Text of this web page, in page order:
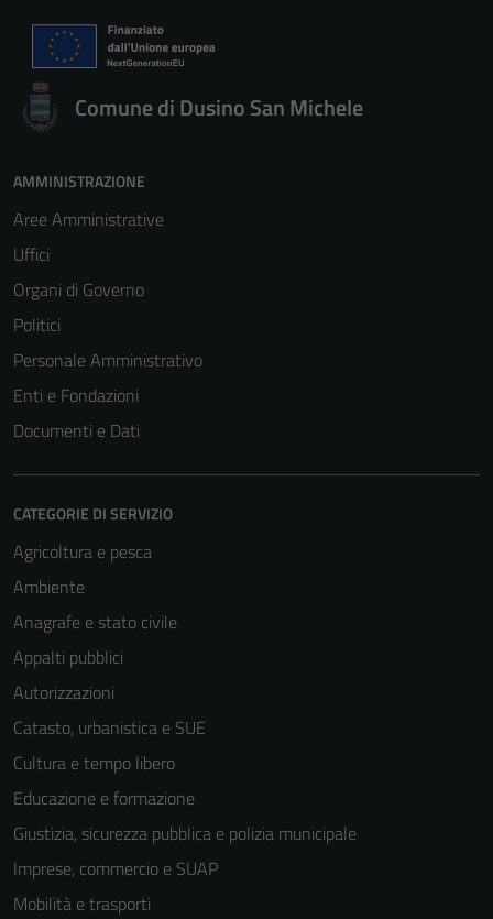
Comune di Dusino San Michele
AMMINISTRAZIONE
Aree Amministrative
Uffici
Organi di Governo
Politici
Personale Amministrativo
Enti e Fondazioni
Documenti e Dati
CATEGORIE DI SERVIZIO
Agricoltura e pesca
Ambiente
Anagrafe e stato civile
Appalti pubblici
Autorizzazioni
Catasto, urbanistica e SUE
Cultura e tempo libero
Educazione e formazione
Giustizia, sicurezza pubblica e polizia municipale
Imprese, commercio e SUAP
Mobilità e trasporti